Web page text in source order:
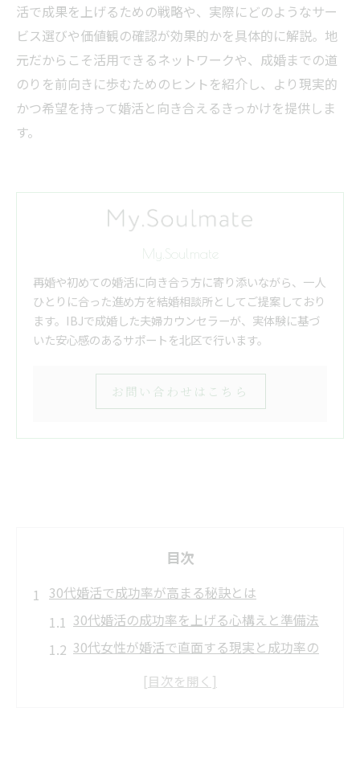
活で成果を上げるための戦略や、実際にどのようなサー
ビス選びや価値観の確認が効果的かを具体的に解説。地
元だからこそ活用できるネットワークや、成婚までの道
のりを前向きに歩むためのヒントを紹介し、より現実的
かつ希望を持って婚活と向き合えるきっかけを提供しま
す。
My.Soulmate
再婚や初めての婚活に向き合う方に寄り添いながら、一人
ひとりに合った進め方を結婚相談所としてご提案しており
ます。IBJで成婚した夫婦カウンセラーが、実体験に基づ
いた安心感のあるサポートを北区で行います。
お問い合わせはこちら
目次
30代婚活で成功率が高まる秘訣とは
30代婚活の成功率を上げる心構えと準備法
30代女性が婚活で直面する現実と成功率の